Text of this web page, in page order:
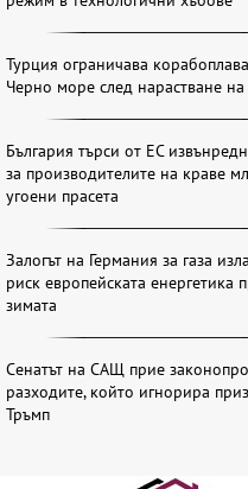
Турция ограничава
Черно море след нарастване на
България търси от ЕС
за производителите на краве
угоени прасета
Залогът на Германия за газа
риск европейската енергетика
зимата
Сенатът на САЩ прие
разходите, който игнорира
Тръмп